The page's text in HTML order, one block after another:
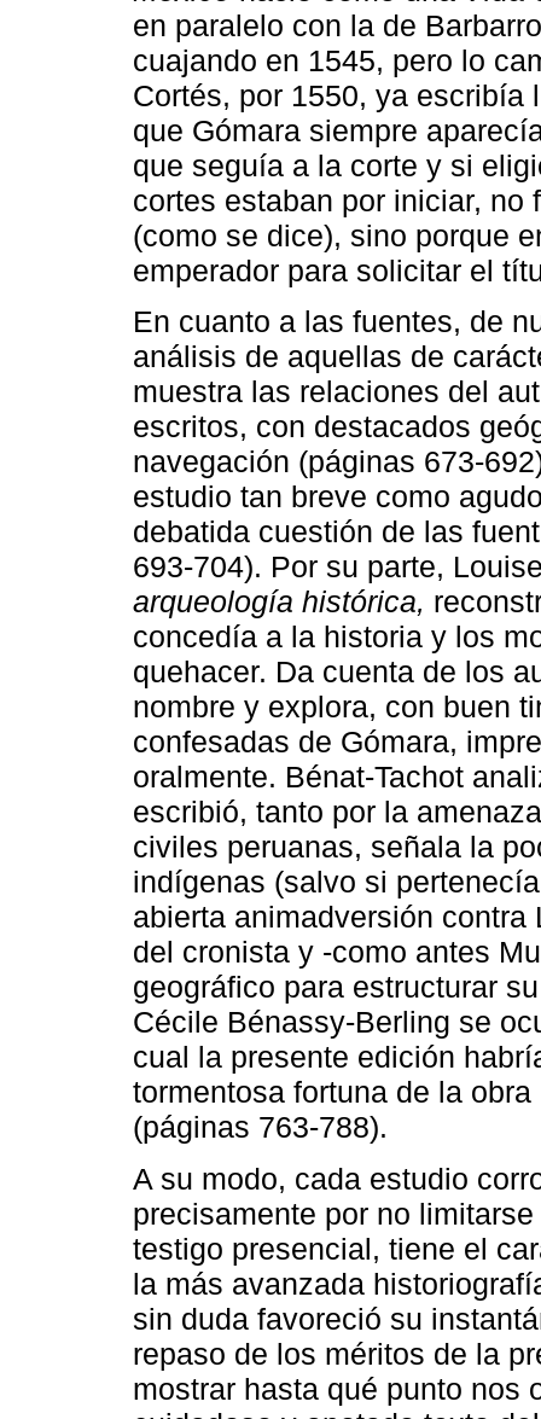
en paralelo con la de
cuajando en 1545, pero lo
Cortés, por 1550, ya escribía
que Gómara siempre
que seguía a la corte y si
cortes estaban por iniciar, no
(como se dice), sino porque
emperador para solicitar el
En cuanto a las fuentes, de
análisis de aquellas de
muestra las relaciones del
escritos, con destacados
navegación (páginas 673-
estudio tan breve como
debatida cuestión de las
693-704). Por su parte,
arqueología histórica,
concedía a la historia y los
quehacer. Da cuenta de los
nombre y explora, con buen
confesadas de Gómara,
oralmente. Bénat-Tachot
escribió, tanto por la
civiles peruanas, señala la
indígenas (salvo si
abierta animadversión
del cronista y -como antes
geográfico para estructurar
Cécile Bénassy-Berling se
cual la presente edición
tormentosa fortuna de la
(páginas 763-788).
A su modo, cada estudio
precisamente por no
testigo presencial, tiene el
la más avanzada
sin duda favoreció su
repaso de los méritos de la
mostrar hasta qué punto nos